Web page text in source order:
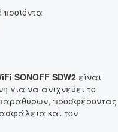
SONOFF SDW2 είναι
για να ανιχνεύει το
προσφέροντας
και τον